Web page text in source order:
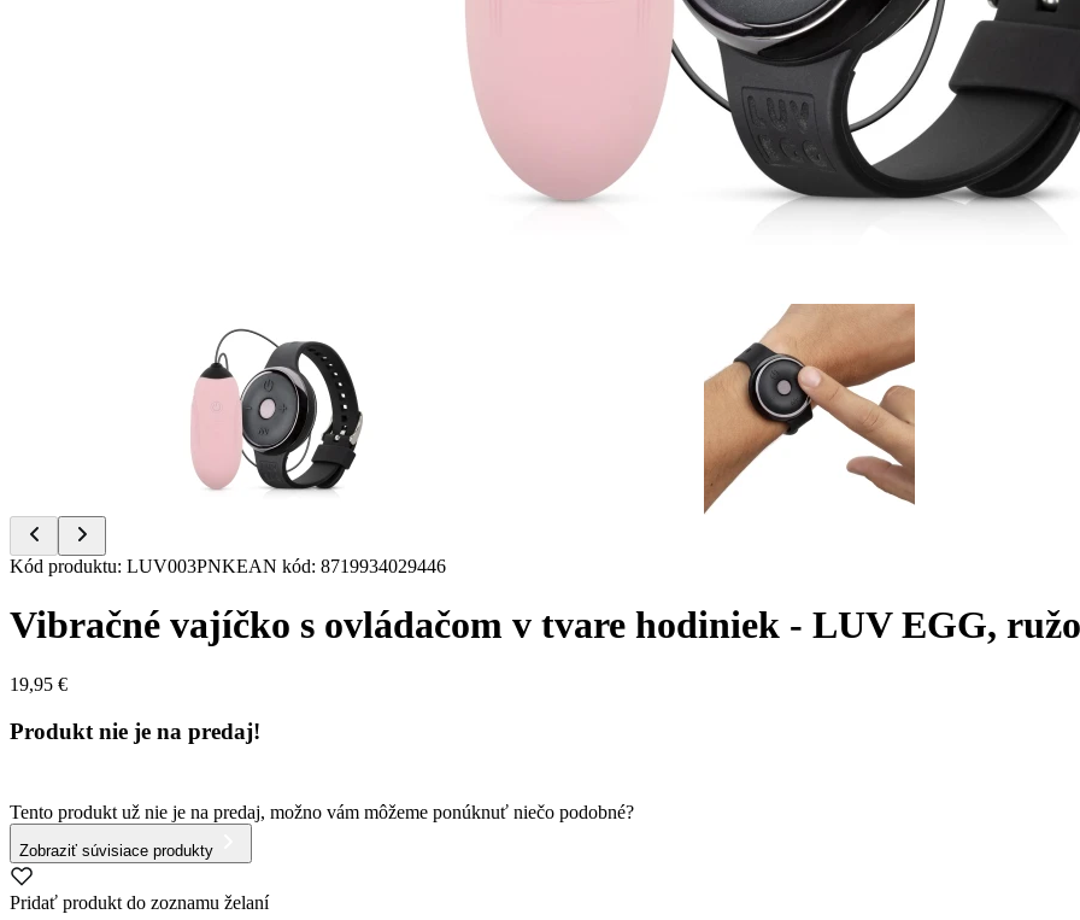
Item
of
11
Kód produktu: LUV003PNKEAN kód: 8719934029446
Vibračné vajíčko s ovládačom v tvare hodiniek - LUV EGG,
19,95 €
Produkt nie je na predaj!
Tento produkt už nie je na predaj, možno vám môžeme ponúknuť niečo podobné?
Zobraziť súvisiace produkty
Pridať produkt do zoznamu želaní